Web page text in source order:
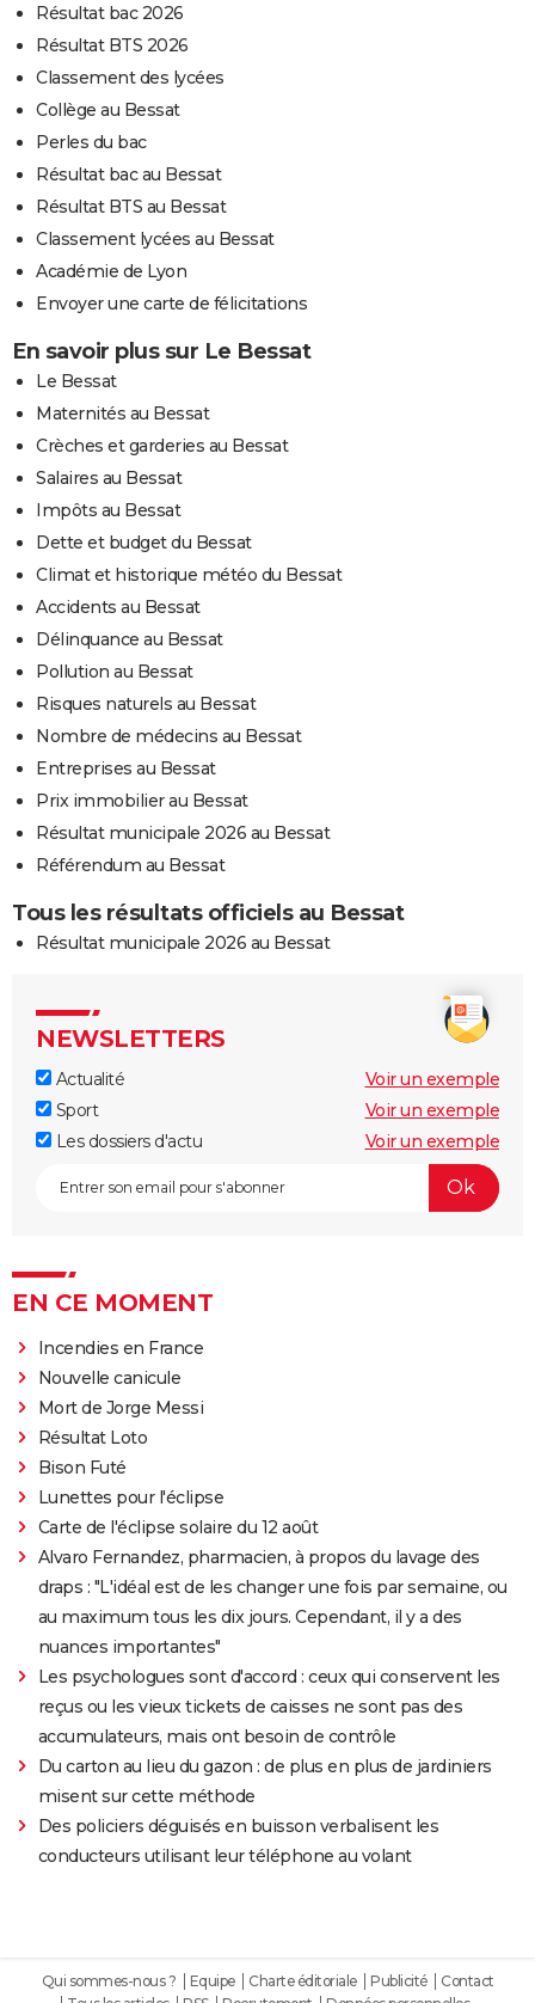
Résultat bac 2026
Résultat BTS 2026
Classement des lycées
Collège au Bessat
Perles du bac
Résultat bac au Bessat
Résultat BTS au Bessat
Classement lycées au Bessat
Académie de Lyon
Envoyer une carte de félicitations
En savoir plus sur Le Bessat
Le Bessat
Maternités au Bessat
Crèches et garderies au Bessat
Salaires au Bessat
Impôts au Bessat
Dette et budget du Bessat
Climat et historique météo du Bessat
Accidents au Bessat
Délinquance au Bessat
Pollution au Bessat
Risques naturels au Bessat
Nombre de médecins au Bessat
Entreprises au Bessat
Prix immobilier au Bessat
Résultat municipale 2026 au Bessat
Référendum au Bessat
Tous les résultats officiels au Bessat
Résultat municipale 2026 au Bessat
NEWSLETTERS
Actualité
Voir un exemple
Sport
Voir un exemple
Les dossiers d'actu
Voir un exemple
EN CE MOMENT
Incendies en France
Nouvelle canicule
Mort de Jorge Messi
Résultat Loto
Bison Futé
Lunettes pour l'éclipse
Carte de l'éclipse solaire du 12 août
Alvaro Fernandez, pharmacien, à propos du lavage des
draps : "L'idéal est de les changer une fois par semaine, ou
au maximum tous les dix jours. Cependant, il y a des
nuances importantes"
Les psychologues sont d'accord : ceux qui conservent les
reçus ou les vieux tickets de caisses ne sont pas des
accumulateurs, mais ont besoin de contrôle
Du carton au lieu du gazon : de plus en plus de jardiniers
misent sur cette méthode
Des policiers déguisés en buisson verbalisent les
conducteurs utilisant leur téléphone au volant
Qui sommes-nous ? Equipe Charte éditoriale Publicité
Contact